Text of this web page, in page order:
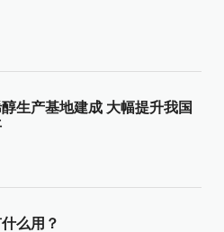
生产基地建成 大幅提升我国
么用？